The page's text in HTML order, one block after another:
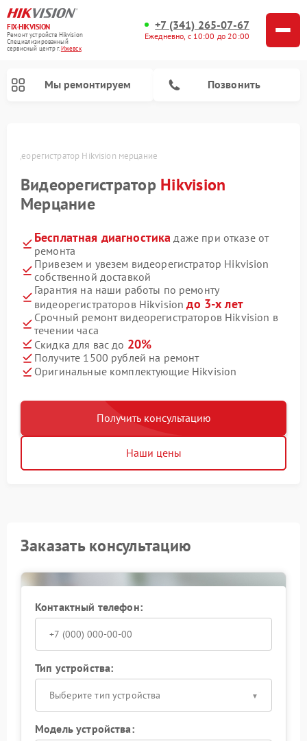
FIX-HIKVISION
Ремонт устройств Hikvision
Специализированный
cервисный центр г.Ижевск
+7 (341) 265-07-67
Ежедневно, с 10:00 до 20:00
Мы ремонтируем Позвонить
Видеорегистратор Hikvision мерцание
Видеорегистратор Hikvision
Мерцание
Бесплатная диагностика даже при отказе от
ремонта
Привезем и увезем видеорегистратор Hikvision
собственной доставкой
Гарантия на наши работы по ремонту
видеорегистраторов Hikvisionдо 3-х лет
Срочный ремонт видеорегистраторов Hikvision в
течении часа
Скидка для вас до 20%
Получите 1500 рублей на ремонт
Оригинальные комплектующие Hikvision
Получить консультацию
Наши цены
Заказать консультацию
Контактный телефон:
Тип устройства:
Выберите тип устройства
Модель устройства: